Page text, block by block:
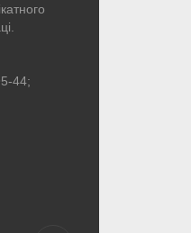
44;